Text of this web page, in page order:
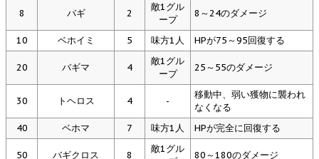
8 バギ 2
敵1グル
ープ
8～24のダメージ
10 ベホイミ 5 味方1人 HPが75～95回復する
20 バギマ 4
敵1グル
ープ
25～55のダメージ
30 トヘロス 4 -
移動中、弱い獲物に襲われ
なくなる
40
ベホマ 7 味方1人 HPが完全に回復する
50 バギクロス 8
敵1グル
80～180のダメージ